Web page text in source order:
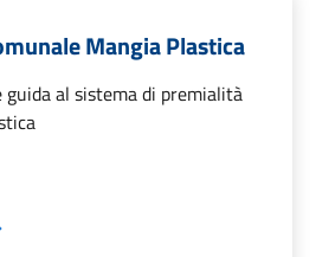
Mangia Plastica
guida al sistema di premialità